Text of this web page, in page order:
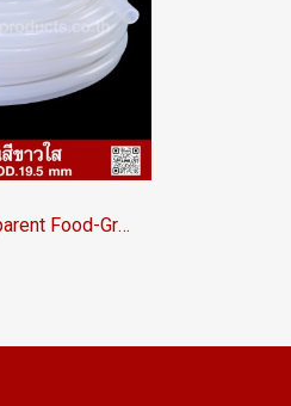
Tuberry® Transparent Food-Grade Silicone Tubing 13 × 19.5 mm | Made in Thailand